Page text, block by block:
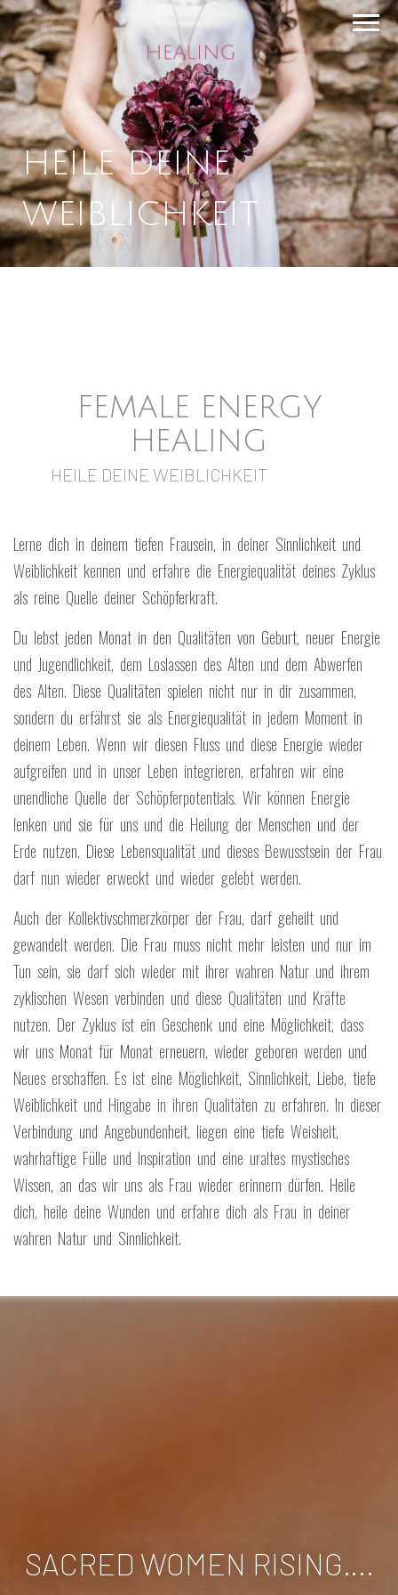
HEILE DEINE
WEIBLICHKEIT
FEMALE ENERGY
HEALING
HEILE DEINE WEIBLICHKEIT
Lerne dich in deinem tiefen Frausein, in deiner Sinnlichkeit und
Weiblichkeit kennen und erfahre die Energiequalität deines Zyklus
als reine Quelle deiner Schöpferkraft.
Du lebst jeden Monat in den Qualitäten von Geburt, neuer Energie
und Jugendlichkeit, dem Loslassen des Alten und dem Abwerfen
des Alten. Diese Qualitäten spielen nicht nur in dir zusammen,
sondern du erfährst sie als Energiequalität in jedem Moment in
deinem Leben. Wenn wir diesen Fluss und diese Energie wieder
aufgreifen und in unser Leben integrieren, erfahren wir eine
unendliche Quelle der Schöpferpotentials. Wir können Energie
lenken und sie für uns und die Heilung der Menschen und der
Erde nutzen. Diese Lebensqualität und dieses Bewusstsein der Frau
darf nun wieder erweckt und wieder gelebt werden.
Auch der Kollektivschmerzkörper der Frau, darf geheilt und
gewandelt werden. Die Frau muss nicht mehr leisten und nur im
Tun sein, sie darf sich wieder mit ihrer wahren Natur und ihrem
zyklischen Wesen verbinden und diese Qualitäten und Kräfte
nutzen. Der Zyklus ist ein Geschenk und eine Möglichkeit, dass
wir uns Monat für Monat erneuern, wieder geboren werden und
Neues erschaffen. Es ist eine Möglichkeit, Sinnlichkeit, Liebe, tiefe
Weiblichkeit und Hingabe in ihren Qualitäten zu erfahren. In dieser
Verbindung und Angebundenheit, liegen eine tiefe Weisheit,
wahrhaftige Fülle und Inspiration und eine uraltes mystisches
Wissen, an das wir uns als Frau wieder erinnern dürfen. Heile
dich, heile deine Wunden und erfahre dich als Frau in deiner
wahren Natur und Sinnlichkeit.
SACRED WOMEN RISING….